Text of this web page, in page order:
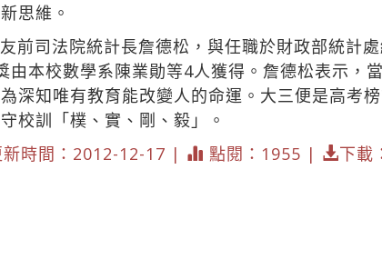
思維。
前司法院統計長詹德松，與任職於財政部統計
本校數學系陳業勛等4人獲得。詹德松表示，
深知唯有教育能改變人的命運。大三便是高考
校訓「樸、實、剛、毅」。
新時間：2012-12-17 | 點閱：1955 | 下載